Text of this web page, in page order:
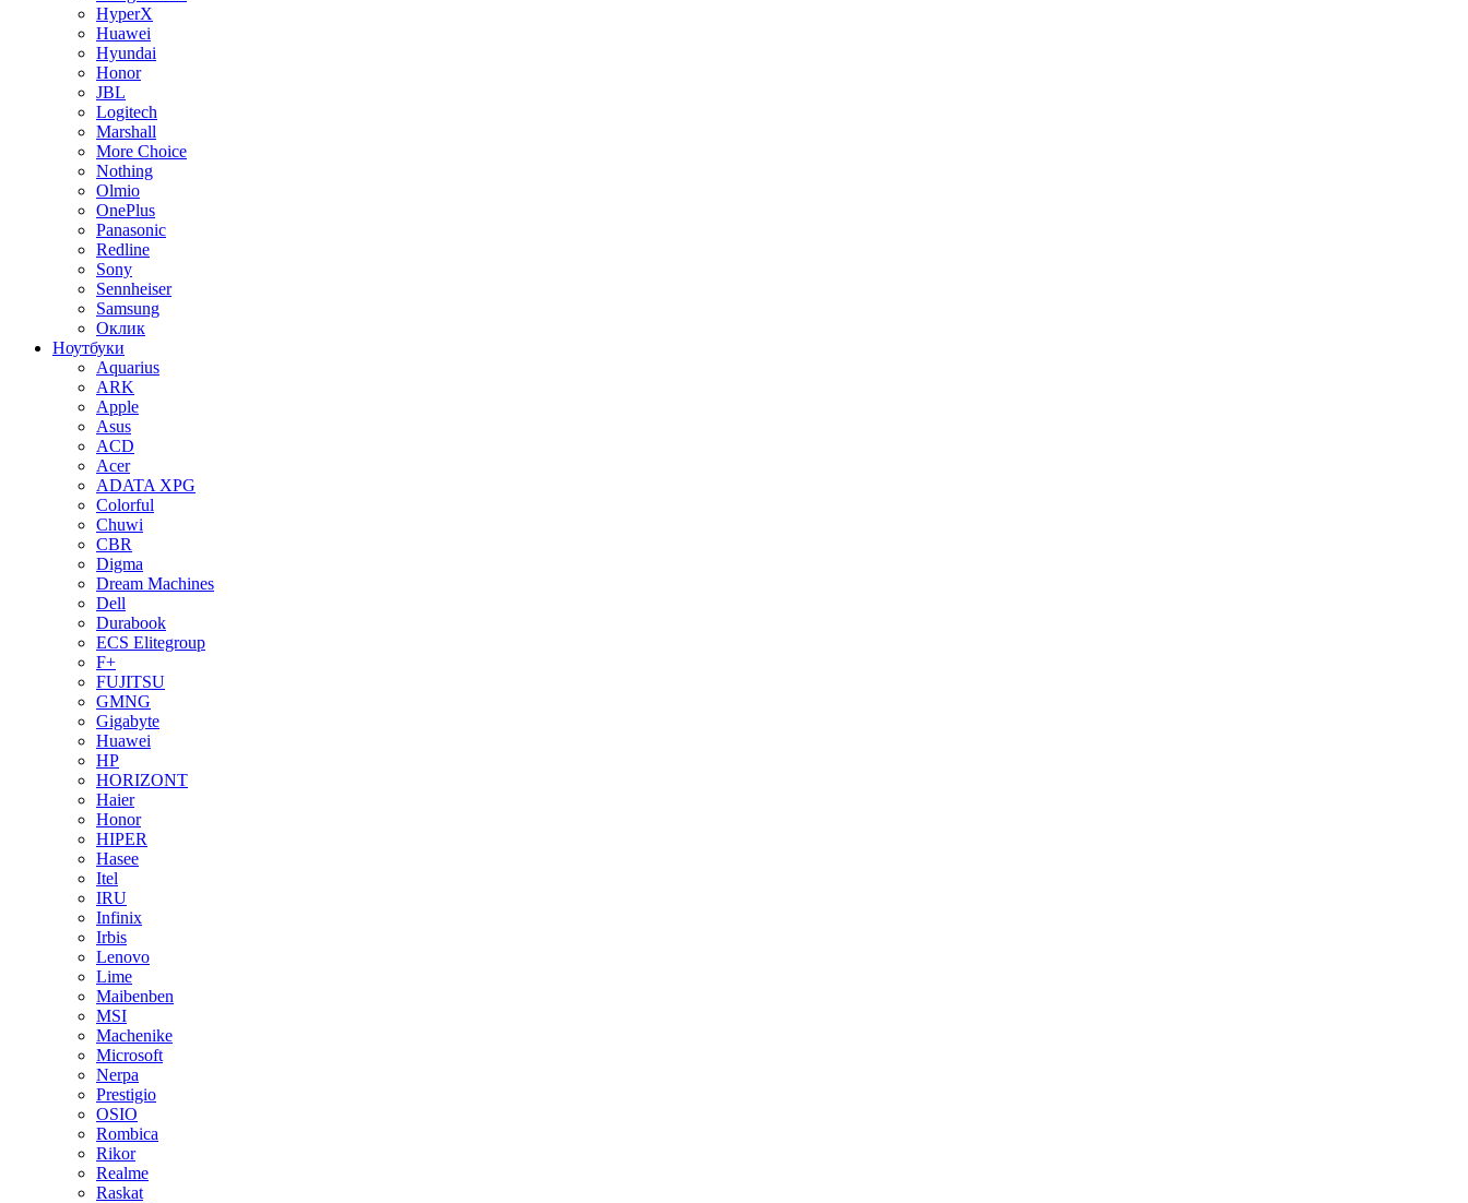
HyperX
Huawei
Hyundai
Honor
JBL
Logitech
Marshall
More Choice
Nothing
Olmio
OnePlus
Panasonic
Redline
Sony
Sennheiser
Samsung
Оклик
Ноутбуки
Aquarius
ARK
Apple
Asus
ACD
Acer
ADATA XPG
Colorful
Chuwi
CBR
Digma
Dream Machines
Dell
Durabook
ECS Elitegroup
F+
FUJITSU
GMNG
Gigabyte
Huawei
HP
HORIZONT
Haier
Honor
HIPER
Hasee
Itel
IRU
Infinix
Irbis
Lenovo
Lime
Maibenben
MSI
Machenike
Microsoft
Nerpa
Prestigio
OSIO
Rombica
Rikor
Realme
Raskat